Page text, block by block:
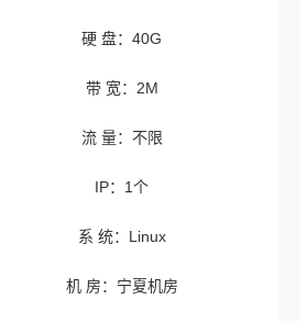
硬 盘：40G
带 宽：2M
流 量：不限
IP：1个
系 统：Linux
机 房：宁夏机房